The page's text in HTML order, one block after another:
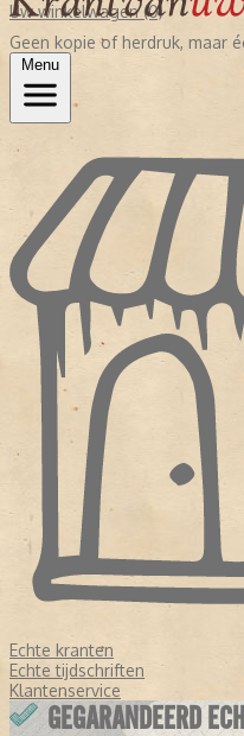
Uw winkelwagen (0)
Geen kopie of herdruk, maar
Menu
Echte kranten
Echte tijdschriften
Klantenservice
GEGARANDEERD